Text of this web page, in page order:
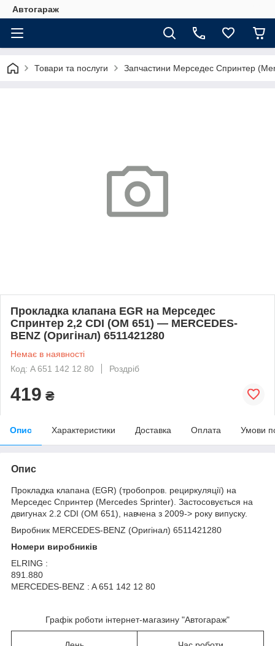
Автогараж
Товари та послуги Запчастини Мерседес Спринтер
Прокладка клапана EGR на Мерседес
Спринтер 2,2 CDI (OM 651) — MERCEDES-
BENZ (Оригінал) 6511421280
Немає в наявності
Код: A 651 142 12 80
Роздріб
419 ₴
Опис Характеристики Доставка Оплата Умови
Опис
Прокладка клапана (EGR) (тробопров. рециркуляції) на
Мерседес Спринтер (Mercedes Sprinter). Застосовується на
двигунах 2.2 CDI (OM 651), навчена з 2009-> року випуску.
Виробник MERCEDES-BENZ (Оригінал) 6511421280
Номери виробників
ELRING :
891.880
MERCEDES-BENZ : A 651 142 12 80
Графік роботи інтернет-магазину "Автогараж"